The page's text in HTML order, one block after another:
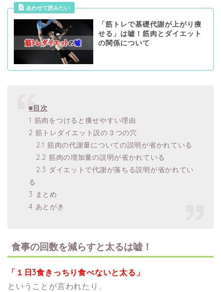
あわせて読みたい
「筋トレで基礎代謝が上がり痩
せる」は嘘！筋肉とダイエット
の関係について
■目次
1 筋肉をつけると痩せやすい理由
2 筋トレダイエット説の３つの穴
2.1 筋肉の代謝量についての説明が省かれている
2.2 筋肉の増加量の説明が省かれている
2.3 ダイエットで代謝が落ちる説明が省かれてい
る
3 まとめ
4 あとがき
食事の回数を減らすと太るは嘘！
「１日3食きっちり食べないと太る」
ということが言われたり、